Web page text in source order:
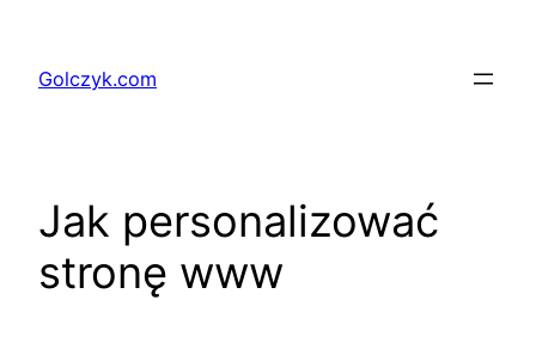
treściGolczyk.com
Jak personalizować
stronę www